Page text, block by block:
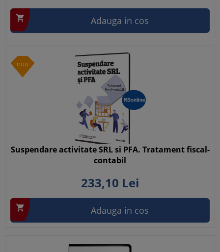
 Adauga in cos
nou
Suspendare activitate SRL si PFA. Tratament fiscal-
contabil
233,10 Lei
 Adauga in cos